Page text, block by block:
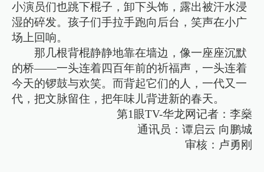
小演员们也跳下棍子，卸下头饰，露出被汗水浸
湿的碎发。孩子们手拉手跑向后台，笑声在小广
场上回响。
那几根背棍静静地靠在墙边，像一座座沉默
的桥——一头连着四百年前的祈福声，一头连着
今天的锣鼓与欢笑。而背起它们的人，一代又一
代，把文脉留住，把年味儿背进新的春天。
第1眼TV-华龙网记者：李燊
通讯员：谭启云 向鹏城
审核：卢勇刚